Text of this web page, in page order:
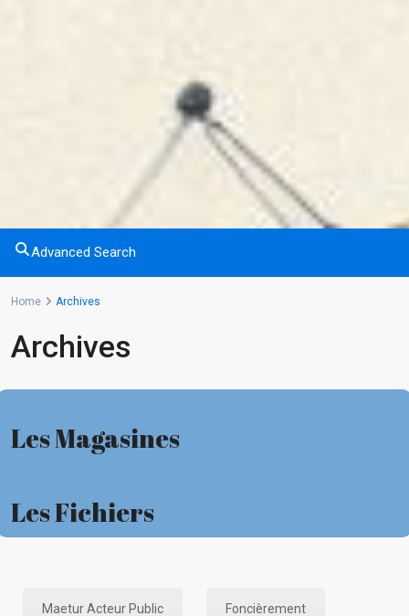
Advanced Search
Home Archives
Archives
Les Magasines
Les Fichiers
Maetur Acteur Public Foncièrement